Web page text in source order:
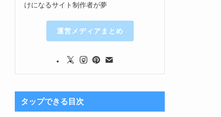
けになるサイト制作者が夢
運営メディアまとめ
タップできる目次